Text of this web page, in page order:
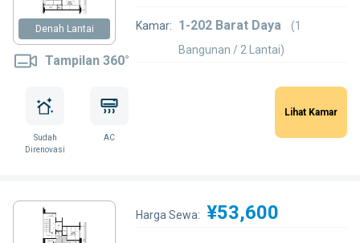
Denah Lantai
Tampilan 360°
Kamar: 1-202 Barat Daya
(1
Bangunan / 2 Lantai)
Sudah
Direnovasi
AC
Lihat Kamar
Harga Sewa: ¥53,600